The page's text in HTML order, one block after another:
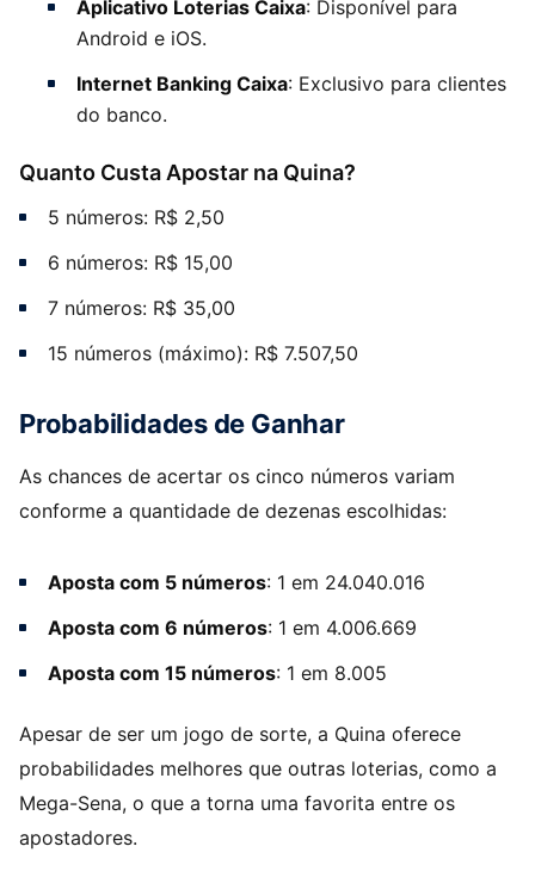
Aplicativo Loterias Caixa: Disponível para
Android e iOS.
Internet Banking Caixa: Exclusivo para clientes
do banco.
Quanto Custa Apostar na Quina?
5 números: R$ 2,50
6 números: R$ 15,00
7 números: R$ 35,00
15 números (máximo): R$ 7.507,50
Probabilidades de Ganhar
As chances de acertar os cinco números variam
conforme a quantidade de dezenas escolhidas:
Aposta com 5 números: 1 em 24.040.016
Aposta com 6 números: 1 em 4.006.669
Aposta com 15 números: 1 em 8.005
Apesar de ser um jogo de sorte, a Quina oferece
probabilidades melhores que outras loterias, como a
Mega-Sena, o que a torna uma favorita entre os
apostadores.